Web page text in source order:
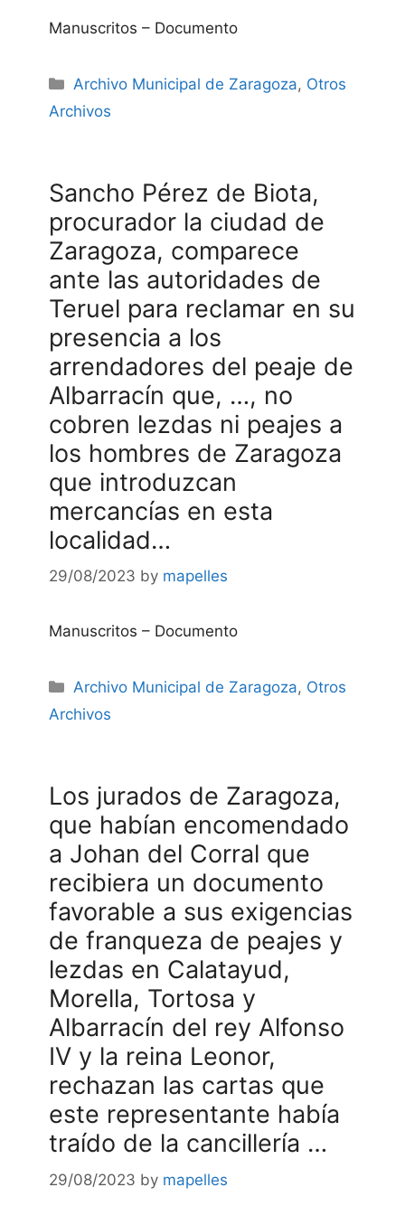
Manuscritos – Documento
Categories
Archivo Municipal de Zaragoza, Otros
Archivos
Sancho Pérez de Biota,
procurador la ciudad de
Zaragoza, comparece
ante las autoridades de
Teruel para reclamar en su
presencia a los
arrendadores del peaje de
Albarracín que, …, no
cobren lezdas ni peajes a
los hombres de Zaragoza
que introduzcan
mercancías en esta
localidad…
29/08/2023 by mapelles
Manuscritos – Documento
Categories
Archivo Municipal de Zaragoza, Otros
Archivos
Los jurados de Zaragoza,
que habían encomendado
a Johan del Corral que
recibiera un documento
favorable a sus exigencias
de franqueza de peajes y
lezdas en Calatayud,
Morella, Tortosa y
Albarracín del rey Alfonso
IV y la reina Leonor,
rechazan las cartas que
este representante había
traído de la cancillería …
29/08/2023 by mapelles